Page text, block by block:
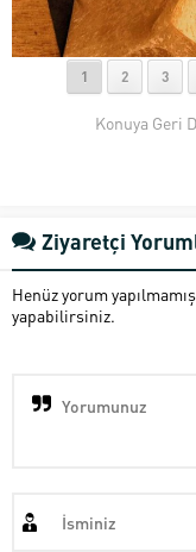
1 2 3
Konuya Geri
Ziyaretçi
Henüz yorum
yapabilirsiniz.